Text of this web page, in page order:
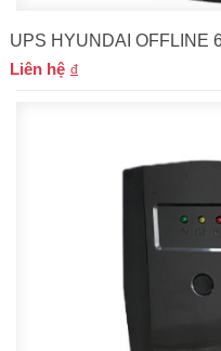
UPS HYUNDAI OFFLINE
Liên hệ